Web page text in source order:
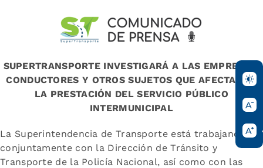
SUPERTRANSPORTE INVESTIGARÁ A LAS EMPRESAS,
CONDUCTORES Y OTROS SUJETOS QUE AFECTARON
LA PRESTACIÓN DEL SERVICIO PÚBLICO
INTERMUNICIPAL
La Superintendencia de Transporte está trabajando
conjuntamente con la Dirección de Tránsito y
Transporte de la Policía Nacional, así como con las